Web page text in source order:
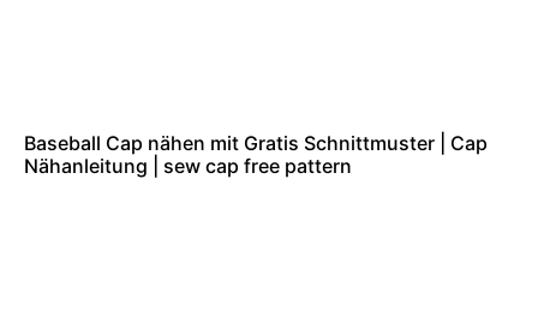
Baseball Cap nähen mit Gratis Schnittmuster | Cap
Nähanleitung | sew cap free pattern